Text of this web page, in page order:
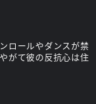
ロールやダンスが禁
がて彼の反抗心は住